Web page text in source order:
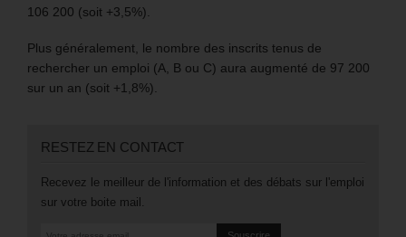
106 200 (soit +3,5%).
Plus généralement, le nombre des inscrits tenus de
rechercher un emploi (A, B ou C) aura augmenté de 97 200
sur un an (soit +1,8%).
RESTEZ EN CONTACT
Recevez le meilleur de l'information et des débats sur l'emploi
sur votre boite mail.